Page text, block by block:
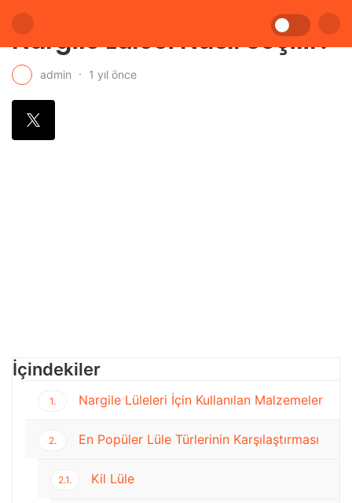
Nargile Lülesi Nasıl Seçilir?
admin 1 yıl önce
İçindekiler
1. Nargile Lüleleri İçin Kullanılan Malzemeler
2. En Popüler Lüle Türlerinin Karşılaştırması
2.1. Kil Lüle